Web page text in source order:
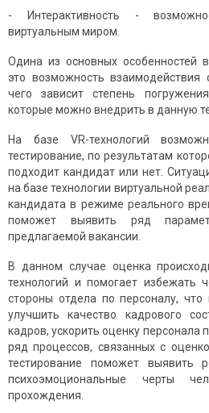
- Интерактивность -
виртуальным миром.
Одина из основных особенностей
это возможность
чего зависит степень
которые можно внедрить в данную
На базе VR-технологий
тестирование, по результатам
подходит кандидат или нет.
на базе технологии виртуальной
кандидата в режиме реального
поможет выявить ряд
предлагаемой вакансии.
В данном случае оценка
технологий и помогает избежать
стороны отдела по персоналу,
улучшить качество кадрового
кадров, ускорить оценку персонала
ряд процессов, связанных с
тестирование поможет выявить
психоэмоциональные черты
прохождения.